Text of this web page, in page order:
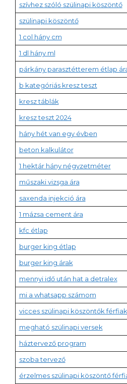
szívhez szóló szülinapi köszöntő
szülinapi köszöntő
1 col hány cm
1 dl hány ml
párkány parasztétterem étlap
b kategóriás kresz teszt
kresz táblák
kresz teszt 2024
hány hét van egy évben
beton kalkulátor
1 hektár hány négyzetméter
műszaki vizsga ára
saxenda injekció ára
1 mázsa cement ára
kfc étlap
burger king étlap
burger king árak
mennyi idő után hat a detralex
mi a whatsapp számom
vicces szülinapi köszöntők
megható szülinapi versek
háztervező program
szoba tervező
érzelmes szülinapi köszöntő